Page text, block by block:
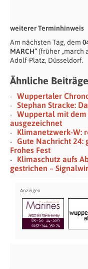
weiterer Terminhinweis
Am nächsten Tag, dem
MARCH“(früher „march
Adolf-Platz, Düsseldorf.
Ähnliche
Wuppertaler
Stephan Stracke:
Wuppertal mit dem
ausgezeichnet
Klimanetzwerk-W:
Gute Nachricht 24:
Frohes Fest
Klimaschutz aufs
gestrichen –